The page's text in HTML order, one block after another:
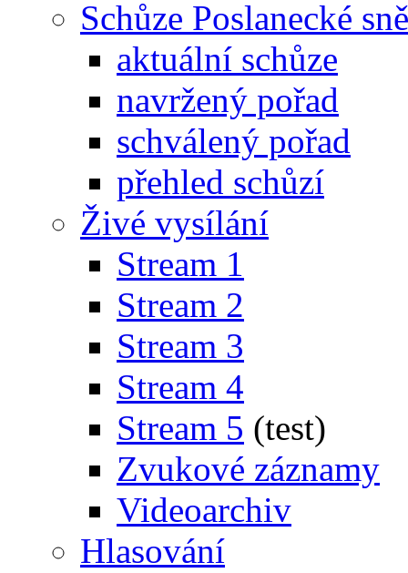
Schůze Poslanecké
aktuální schůze
navržený pořad
schválený pořad
přehled schůzí
Živé vysílání
Stream 1
Stream 2
Stream 3
Stream 4
Stream 5 (test)
Zvukové záznamy
Videoarchiv
Hlasování